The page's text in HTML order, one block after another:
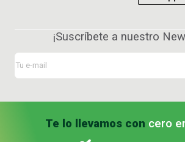
¡Suscríbete a nuestro
Te lo llevamos con cero